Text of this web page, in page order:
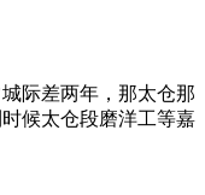
际差两年，那太仓那
候太仓段磨洋工等嘉